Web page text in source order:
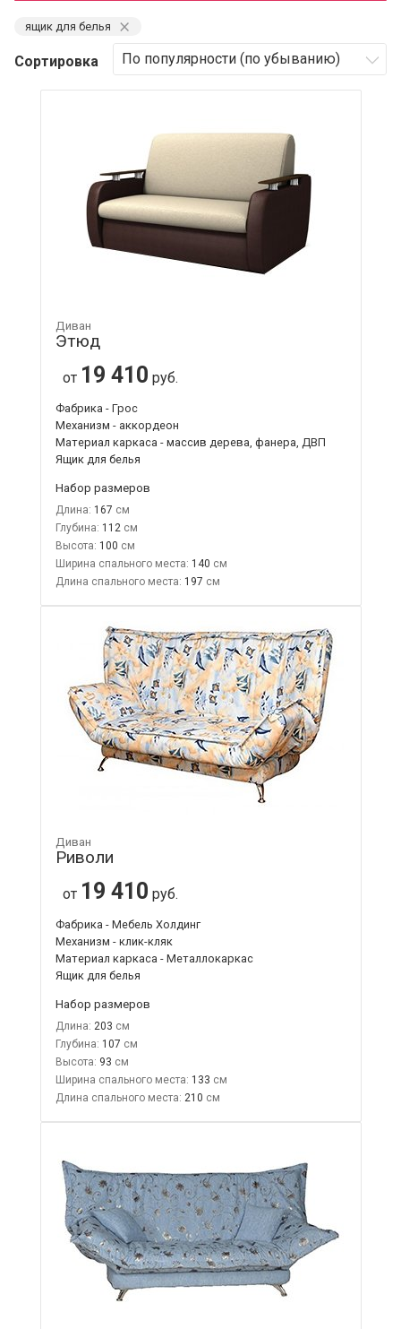
ящик для белья ⨯
Сортировка
Диван
Этюд
от 19 410 руб.
Фабрика - Грос
Механизм - аккордеон
Материал каркаса - массив дерева, фанера, ДВП
Ящик для белья
Набор размеров
Длина: 167
Глубина: 112
Высота: 100
Ширина спального места: 140
Длина спального места: 197
Диван
Риволи
от 19 410 руб.
Фабрика - Мебель Холдинг
Механизм - клик-кляк
Материал каркаса - Металлокаркас
Ящик для белья
Набор размеров
Длина: 203
Глубина: 107
Высота: 93
Ширина спального места: 133
Длина спального места: 210